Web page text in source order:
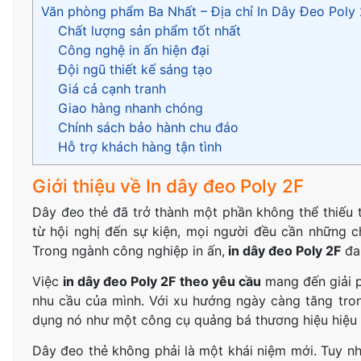
Văn phòng phẩm Ba Nhất – Địa chỉ In Dây Đeo
Chất lượng sản phẩm tốt nhất
Công nghệ in ấn hiện đại
Đội ngũ thiết kế sáng tạo
Giá cả cạnh tranh
Giao hàng nhanh chóng
Chính sách bảo hành chu đáo
Hỗ trợ khách hàng tận tình
Giới thiệu về In dây đeo Poly 2F
Dây đeo thẻ đã trở thành một phần không thể
từ hội nghị đến sự kiện, mọi người đều cần những
Trong ngành công nghiệp in ấn, in dây đeo Poly 2F
Việc in dây đeo Poly 2F theo yêu cầu mang đến giải
nhu cầu của mình. Với xu hướng ngày càng tăng
dụng nó như một công cụ quảng bá thương hiệu hiệu
Dây đeo thẻ không phải là một khái niệm mới. Tuy